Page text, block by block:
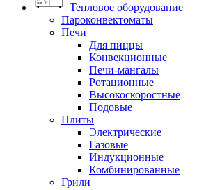
Тепловое оборудование
Пароконвектоматы
Печи
Для пиццы
Конвекционные
Печи-мангалы
Ротационные
Высокоскоростные
Подовые
Плиты
Электрические
Газовые
Индукционные
Комбинированные
Грили